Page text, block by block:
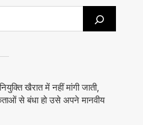
खैरात में नहीं मांगी जाती,
से बंधा हो उसे अपने मानवीय